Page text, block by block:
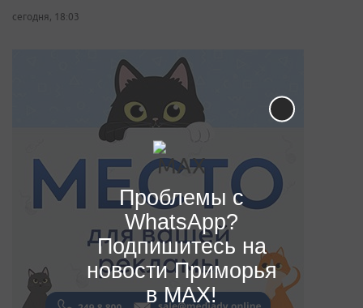
сегодня, 18:03
Проблемы с
WhatsApp?
Подпишитесь на
новости Приморья
в MAX!